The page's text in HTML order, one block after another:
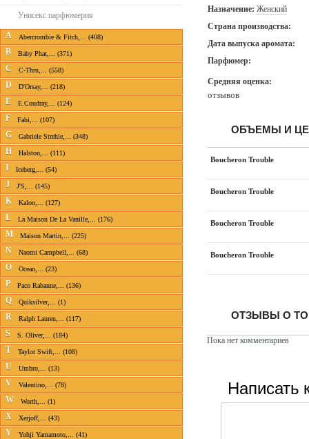
Унисекс парфюмерия
A Abercrombie & Fitch,... (408)
B Baby Phat,... (371)
C C-Thru,... (558)
D D'Orsay,... (218)
E E.Coudray,... (124)
F Fabi,... (107)
G Gabriele Strehle,... (348)
H Halston,... (111)
I Iceberg,... (54)
J J'S,... (145)
K Kaloo,... (127)
L La Maison De La Vanille,... (176)
M Maison Martin,... (225)
N Naomi Campbell,... (68)
O Ocean,... (23)
P Paco Rabanne,... (136)
Q Quiksilver,... (1)
R Ralph Lauren,... (117)
S S. Oliver,... (184)
T Taylor Swift,... (108)
U Umbro,... (13)
V Valentino,... (78)
W Worth,... (1)
X Xerjoff,... (43)
Y Yohji Yamamoto,... (41)
Назначение: Женский
Страна производства:
Дата выпуска аромата:
Парфюмер:
Средняя оценка:
отзывов
ОБЪЕМЫ И
Boucheron Trouble
Boucheron Trouble
Boucheron Trouble
Boucheron Trouble
ОТЗЫВЫ О
Пока нет комментариев
Написать